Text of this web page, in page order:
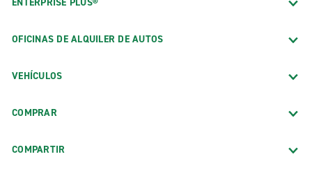
OFICINAS DE ALQUILER DE AUTOS
VEHÍCULOS
COMPRAR
COMPARTIR